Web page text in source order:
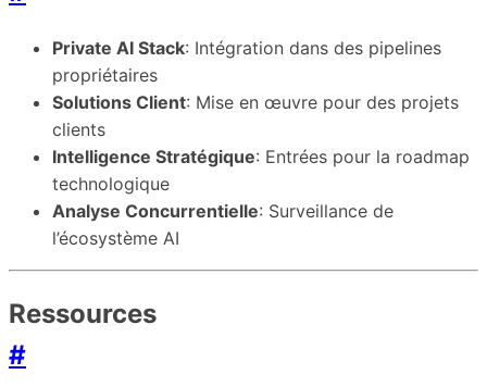
Private AI Stack: Intégration dans des pipelines
propriétaires
Solutions Client: Mise en œuvre pour des projets
clients
Intelligence Stratégique: Entrées pour la roadmap
technologique
Analyse Concurrentielle: Surveillance de
l’écosystème AI
Ressources
#